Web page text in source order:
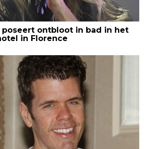
poseert ontbloot in bad in het
in Florence